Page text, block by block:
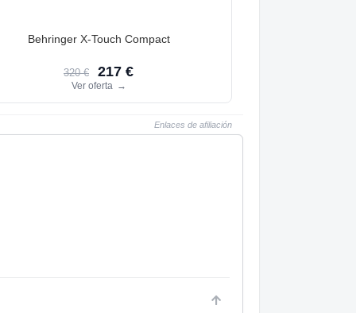
Behringer X-Touch Compact
320 € 217 €
Ver oferta →
Enlaces de afiliación